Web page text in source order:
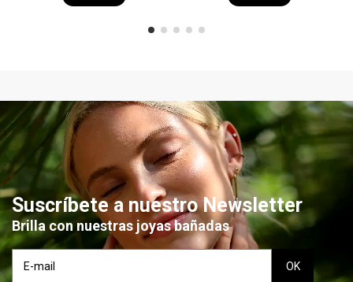
Suscríbete a nuestro Newsletter
Brilla con nuestras joyas bañadas